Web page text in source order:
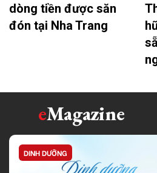
dòng tiền được săn
đón tại Nha Trang
eMagazine
DINH DƯỠNG